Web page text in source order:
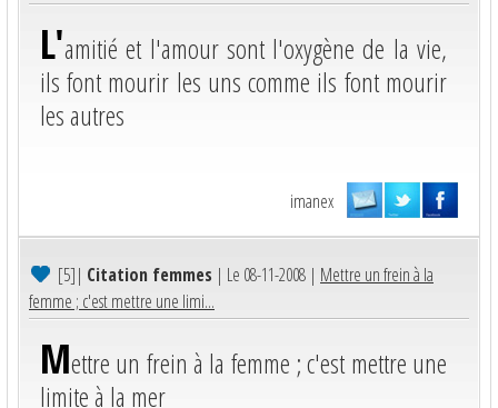
L'amitié et l'amour sont l'oxygène de la vie,
ils font mourir les uns comme ils font mourir
les autres
imanex
[5]| Citation femmes | Le 08-11-2008 | Mettre un frein à la
femme ; c'est mettre une limi...
Mettre un frein à la femme ; c'est mettre une
limite à la mer